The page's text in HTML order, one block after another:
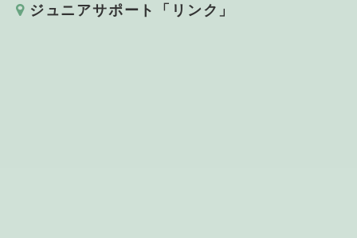
ジュニアサポート「リンク」